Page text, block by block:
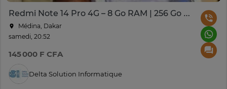
Redmi Note 14 Pro 4G – 8 Go RAM | 256 Go Stockage
Médina, Dakar
samedi, 20:52
145 000 F CFA
Delta Solution Informatique